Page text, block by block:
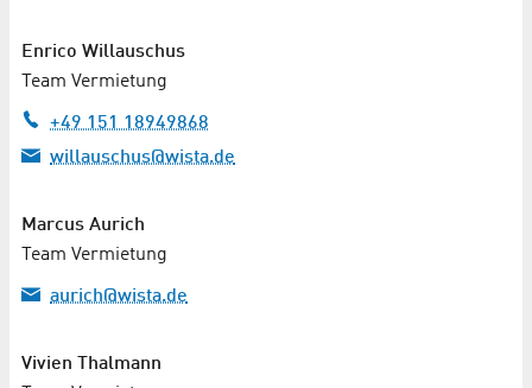
Enrico Willauschus
Team Vermietung
+49 151 18949868
willauschus@wista.de
Marcus Aurich
Team Vermietung
aurich@wista.de
Vivien Thalmann